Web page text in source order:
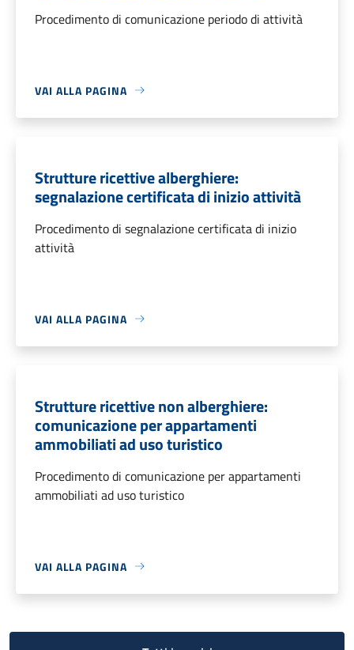
Procedimento di comunicazione periodo di attività
VAI ALLA PAGINA
Strutture ricettive alberghiere:
segnalazione certificata di inizio attività
Procedimento di segnalazione certificata di inizio
attività
VAI ALLA PAGINA
Strutture ricettive non alberghiere:
comunicazione per appartamenti
ammobiliati ad uso turistico
Procedimento di comunicazione per appartamenti
ammobiliati ad uso turistico
VAI ALLA PAGINA